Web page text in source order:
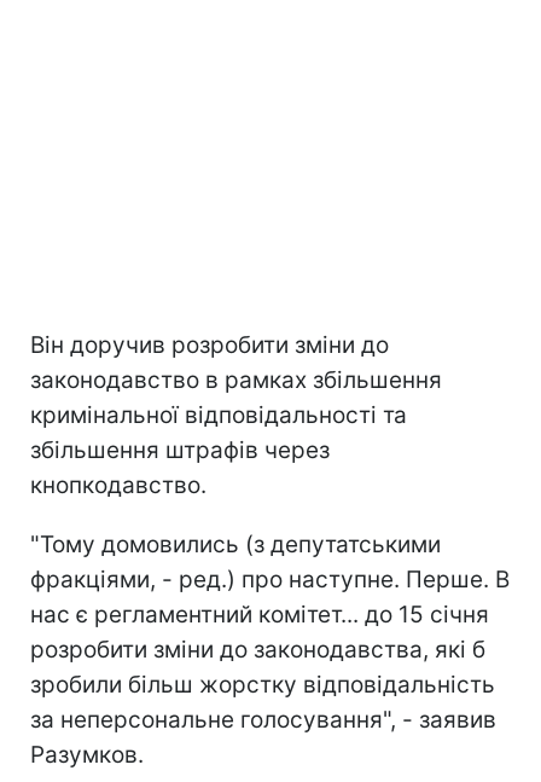
Він доручив розробити зміни до
законодавство в рамках збільшення
кримінальної відповідальності та
збільшення штрафів через
кнопкодавство.
"Тому домовились (з депутатськими
фракціями, - ред.) про наступне. Перше. В
нас є регламентний комітет... до 15 січня
розробити зміни до законодавства, які б
зробили більш жорстку відповідальність
за неперсональне голосування", - заявив
Разумков.